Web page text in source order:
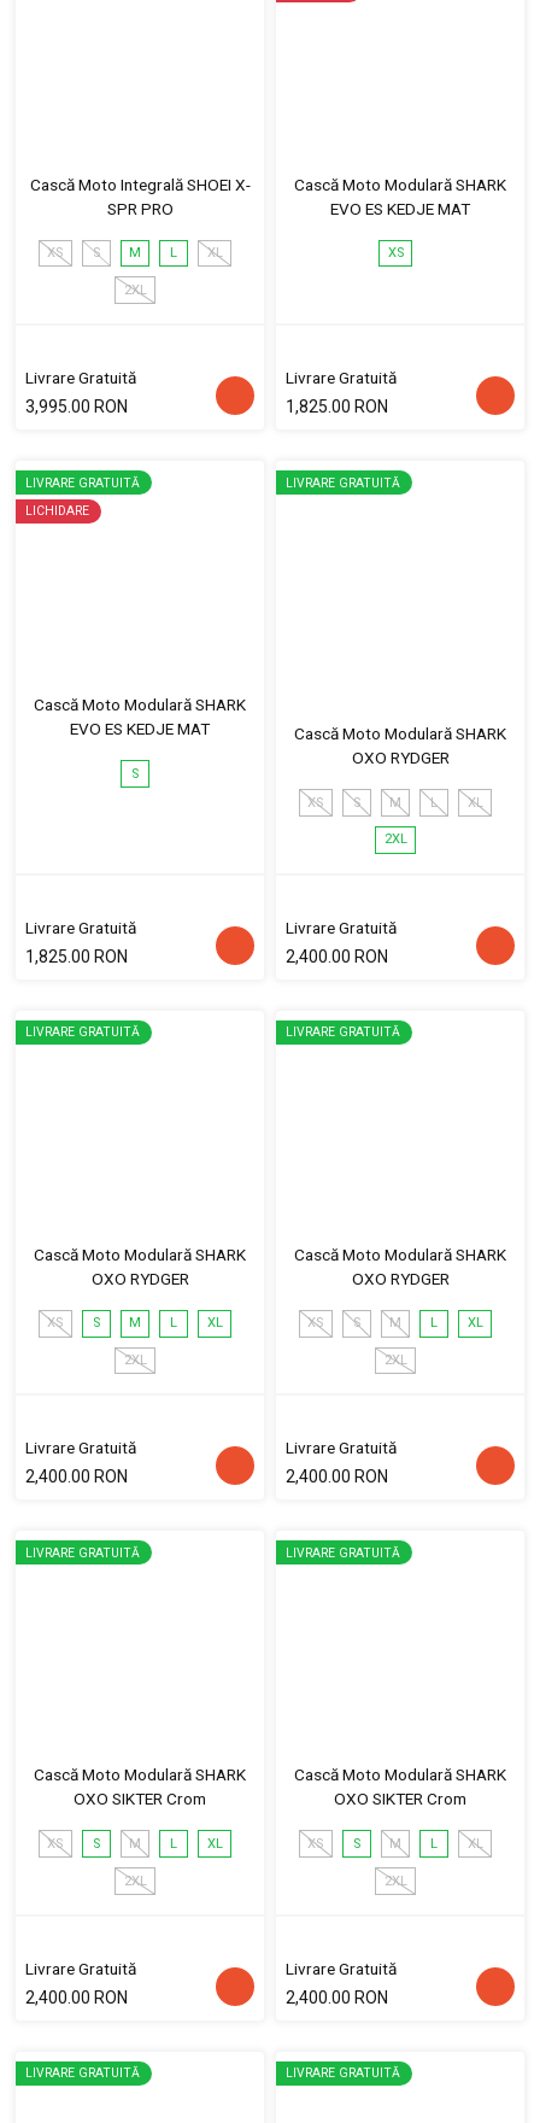
Cască Moto Integrală SHOEI X-
SPR PRO
XS S M L XL
2XL
Livrare Gratuită
3,995.00 RON
Cască Moto Modulară SHARK
EVO ES KEDJE MAT
XS
Livrare Gratuită
1,825.00 RON
LIVRARE GRATUITĂ
LICHIDARE
Cască Moto Modulară SHARK
EVO ES KEDJE MAT
S
Livrare Gratuită
1,825.00 RON
LIVRARE GRATUITĂ
Cască Moto Modulară SHARK
OXO RYDGER
XS S M L XL
2XL
Livrare Gratuită
2,400.00 RON
LIVRARE GRATUITĂ
Cască Moto Modulară SHARK
OXO RYDGER
XS S M L XL
2XL
Livrare Gratuită
2,400.00 RON
LIVRARE GRATUITĂ
Cască Moto Modulară SHARK
OXO RYDGER
XS S M L XL
2XL
Livrare Gratuită
2,400.00 RON
LIVRARE GRATUITĂ
Cască Moto Modulară SHARK
OXO SIKTER Crom
XS S M L XL
2XL
Livrare Gratuită
2,400.00 RON
LIVRARE GRATUITĂ
Cască Moto Modulară SHARK
OXO SIKTER Crom
XS S M L XL
2XL
Livrare Gratuită
2,400.00 RON
LIVRARE GRATUITĂ LIVRARE GRATUITĂ